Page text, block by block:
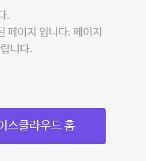
.
페이지 입니다. 페이지
니다.
스클라우드 홈